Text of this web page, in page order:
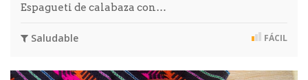
Espagueti de calabaza con…
Saludable FÁCIL